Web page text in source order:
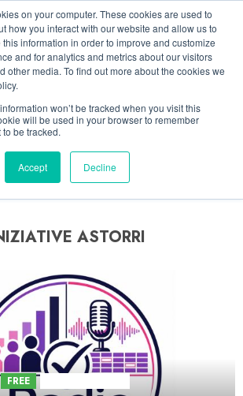
on your computer. These cookies are used to
how you interact with our website and allow us to
information in order to improve and customize
and for analytics and metrics about our visitors
other media. To find out more about the cookies we
won’t be tracked when you visit this
will be used in your browser to remember
be tracked.
Accept Decline
07/08/202618:22:14
Facebook
X TelegramWhatsappMastodon
ASTORRI
FREE